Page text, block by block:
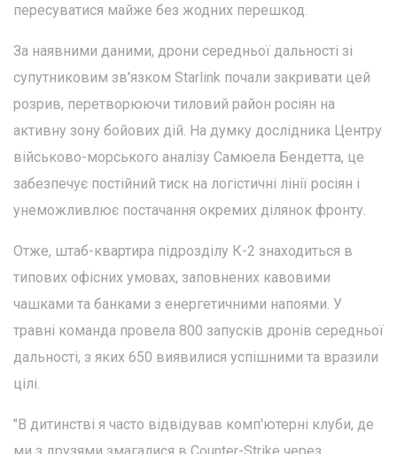
пересуватися майже без жодних перешкод.
За наявними даними, дрони середньої дальності зі
супутниковим зв'язком Starlink почали закривати цей
розрив, перетворюючи тиловий район росіян на
активну зону бойових дій. На думку дослідника Центру
військово-морського аналізу Самюела Бендетта, це
забезпечує постійний тиск на логістичні лінії росіян і
унеможливлює постачання окремих ділянок фронту.
Отже, штаб-квартира підрозділу К-2 знаходиться в
типових офісних умовах, заповнених кавовими
чашками та банками з енергетичними напоями. У
травні команда провела 800 запусків дронів середньої
дальності, з яких 650 виявилися успішними та вразили
цілі.
"В дитинстві я часто відвідував комп'ютерні клуби, де